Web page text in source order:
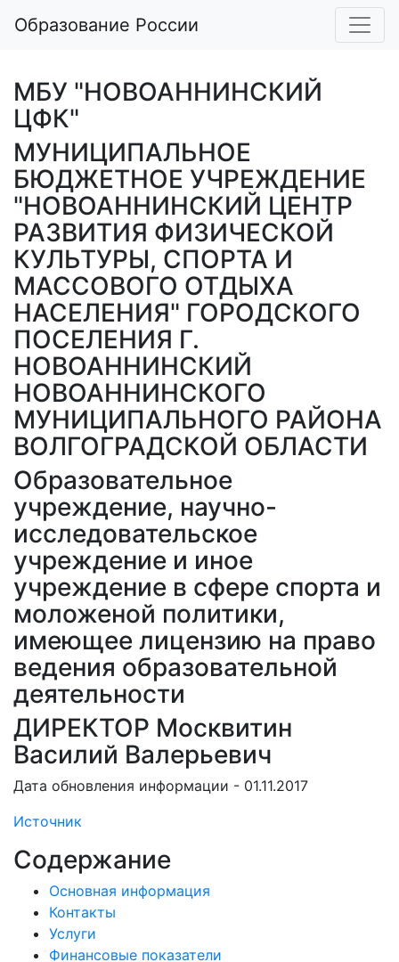
Образование России
МБУ "НОВОАННИНСКИЙ
ЦФК"
МУНИЦИПАЛЬНОЕ
БЮДЖЕТНОЕ УЧРЕЖДЕНИЕ
"НОВОАННИНСКИЙ ЦЕНТР
РАЗВИТИЯ ФИЗИЧЕСКОЙ
КУЛЬТУРЫ, СПОРТА И
МАССОВОГО ОТДЫХА
НАСЕЛЕНИЯ" ГОРОДСКОГО
ПОСЕЛЕНИЯ Г.
НОВОАННИНСКИЙ
НОВОАННИНСКОГО
МУНИЦИПАЛЬНОГО РАЙОНА
ВОЛГОГРАДСКОЙ ОБЛАСТИ
Образовательное
учреждение, научно-
исследовательское
учреждение и иное
учреждение в сфере спорта и
моложеной политики,
имеющее лицензию на право
ведения образовательной
деятельности
ДИРЕКТОР Москвитин
Василий Валерьевич
Дата обновления информации - 01.11.2017
Источник
Содержание
Основная информация
Контакты
Услуги
Финансовые показатели